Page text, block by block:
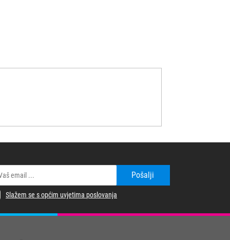
Pošalji
Slažem se s općim uvjetima poslovanja